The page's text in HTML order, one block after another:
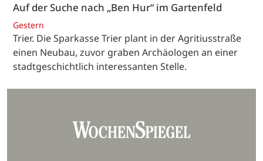
Auf der Suche nach „Ben Hur“ im Gartenfeld
Gestern
Trier. Die Sparkasse Trier plant in der Agritiusstraße
einen Neubau, zuvor graben Archäologen an einer
stadtgeschichtlich interessanten Stelle.